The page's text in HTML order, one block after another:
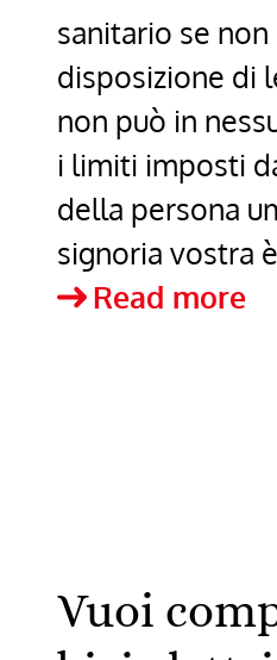
sanitario se
disposizione di
non può in
i limiti imposti
della persona
signoria vostra
Read more
Vuoi